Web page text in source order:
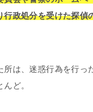
行政処分を受けた探偵
所は、迷惑行為を行っ
ど。